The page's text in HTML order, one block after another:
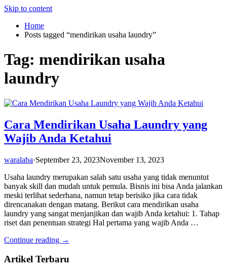
Skip to content
Home
Posts tagged “mendirikan usaha laundry”
Tag: mendirikan usaha
laundry
Cara Mendirikan Usaha Laundry yang
Wajib Anda Ketahui
waralaba·September 23, 2023November 13, 2023
Usaha laundry merupakan salah satu usaha yang tidak menuntut
banyak skill dan mudah untuk pemula. Bisnis ini bisa Anda jalankan
meski terlihat sederhana, namun tetap berisiko jika cara tidak
direncanakan dengan matang. Berikut cara mendirikan usaha
laundry yang sangat menjanjikan dan wajib Anda ketahui: 1. Tahap
riset dan penentuan strategi Hal pertama yang wajib Anda …
Continue reading →
Artikel Terbaru